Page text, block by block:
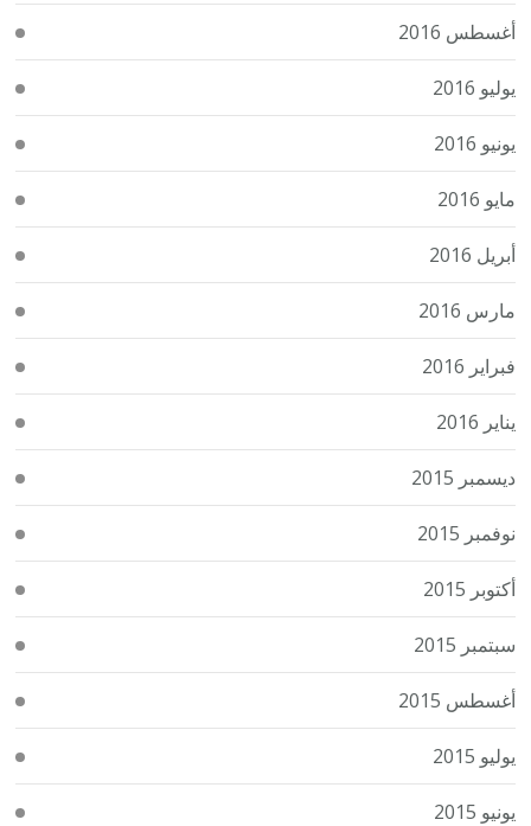
أغسطس 2016
يوليو 2016
يونيو 2016
مايو 2016
أبريل 2016
مارس 2016
فبراير 2016
يناير 2016
ديسمبر 2015
نوفمبر 2015
أكتوبر 2015
سبتمبر 2015
أغسطس 2015
يوليو 2015
يونيو 2015